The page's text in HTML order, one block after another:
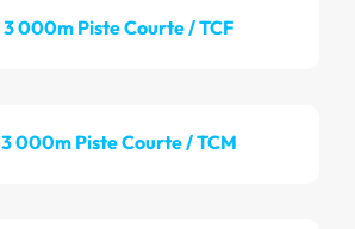
3 000m Piste Courte / TCF
3 000m Piste Courte / TCM